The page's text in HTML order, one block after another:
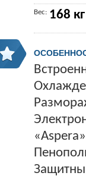
Вес: 168 кг
«Aspera»